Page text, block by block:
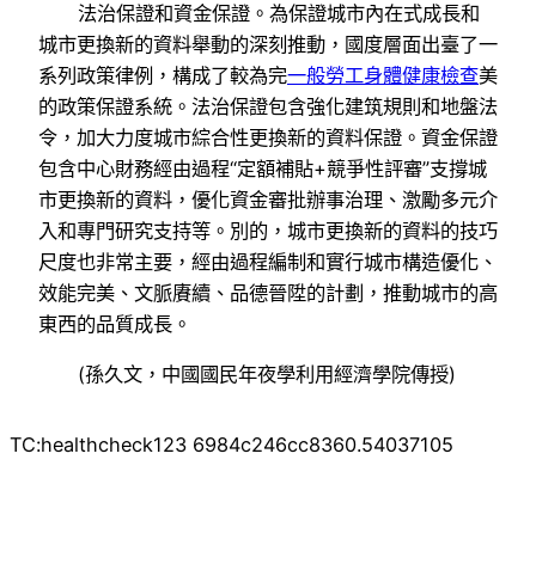
法治保證和資金保證。為保證城市內在式成長和
城市更換新的資料舉動的深刻推動，國度層面出臺了一
系列政策律例，構成了較為完一般勞工身體健康檢查美
的政策保證系統。法治保證包含強化建筑規則和地盤法
令，加大力度城市綜合性更換新的資料保證。資金保證
包含中心財務經由過程“定額補貼+競爭性評審”支撐城
市更換新的資料，優化資金審批辦事治理、激勵多元介
入和專門研究支持等。別的，城市更換新的資料的技巧
尺度也非常主要，經由過程編制和實行城市構造優化、
效能完美、文脈賡續、品德晉陞的計劃，推動城市的高
東西的品質成長。
(孫久文， 中國國民年夜學利用經濟學院傳授)
TC:healthcheck123 6984c246cc8360.54037105